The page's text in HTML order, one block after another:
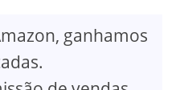
ganhamos